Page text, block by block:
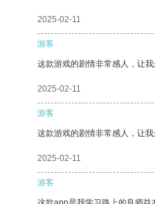
2025-02-11
游客
这款游戏的剧情非常感人，让我
2025-02-11
游客
这款游戏的剧情非常感人，让我
2025-02-11
游客